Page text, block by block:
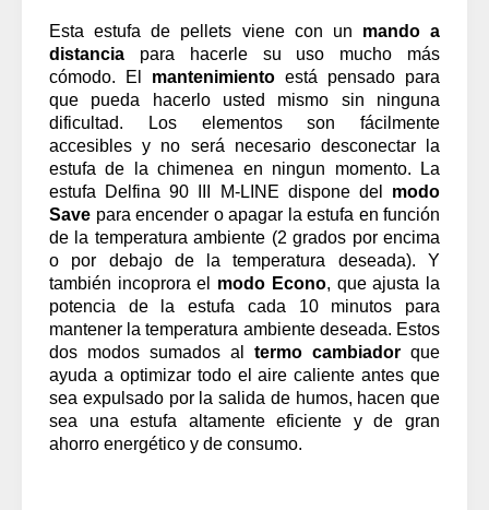
Esta estufa de pellets viene con un mando a
distancia para hacerle su uso mucho más
cómodo. El mantenimiento está pensado para
que pueda hacerlo usted mismo sin ninguna
dificultad. Los elementos son fácilmente
accesibles y no será necesario desconectar la
estufa de la chimenea en ningun momento.
La
estufa
Delfina 90 III M-LINE dispone del modo
Save para encender o apagar la estufa en función
de la temperatura ambiente (2 grados por encima
o por debajo de la temperatura deseada). Y
también incoprora el modo Econo, que ajusta la
potencia de la estufa cada 10 minutos para
mantener la temperatura ambiente deseada. Estos
dos modos sumados al termo cambiador que
ayuda a optimizar todo el aire caliente antes que
sea expulsado por la salida de humos, hacen que
sea una estufa altamente eficiente y de gran
ahorro energético y de consumo.